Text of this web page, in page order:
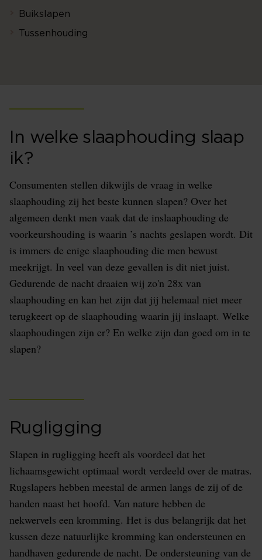
Buikslapen
Tussenhouding
In welke slaaphouding slaap
ik?
Consumenten stellen dikwijls de vraag in welke
slaaphouding zij het beste kunnen slapen? Over het
algemeen denkt men vaak dat de inslaaphouding de
voorkeurshouding is waarin ’s nachts geslapen wordt. Dit
is immers de enige slaaphouding die men bewust
meekrijgt. In veel van deze gevallen is dit niet juist.
Gedurende de nacht draaien wij zo'n 28x van
slaaphouding en kan het zijn dat jij helemaal niet meer
terugkeert op de slaaphouding waarin jij inslaapt. Welke
slaaphoudingen zijn er? En welke zijn dan goed om in te
slapen?
Rugligging
Slapen in rugligging heeft als voordeel dat het
lichaamsgewicht optimaal wordt verdeeld over de matras.
Rugslapers hebben meestal de armen langs de zij of de
handen naast het hoofd. Van nature hebben de
nekwervels een kromming. Het is dus belangrijk dat het
kussen deze natuurlijke kromming kan ondersteunen en
handhaven gedurende de nacht. De ondersteuning van de